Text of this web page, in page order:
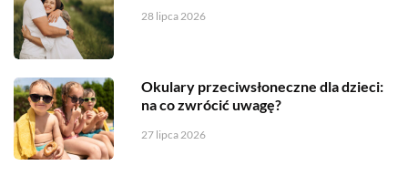
28 lipca 2026
Okulary przeciwsłoneczne dla dzieci:
na co zwrócić uwagę?
27 lipca 2026